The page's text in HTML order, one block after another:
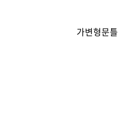
가변형문틀